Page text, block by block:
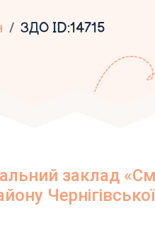
ЗДО ID:14715
заклад